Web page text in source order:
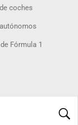
coches
Fórmula 1